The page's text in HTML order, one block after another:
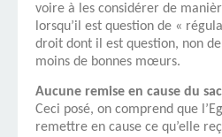
voire à les considérer de
lorsqu’il est question de «
droit dont il est question, non
moins de bonnes mœurs.
Aucune remise en cause du
Ceci posé, on comprend que
remettre en cause ce qu’elle